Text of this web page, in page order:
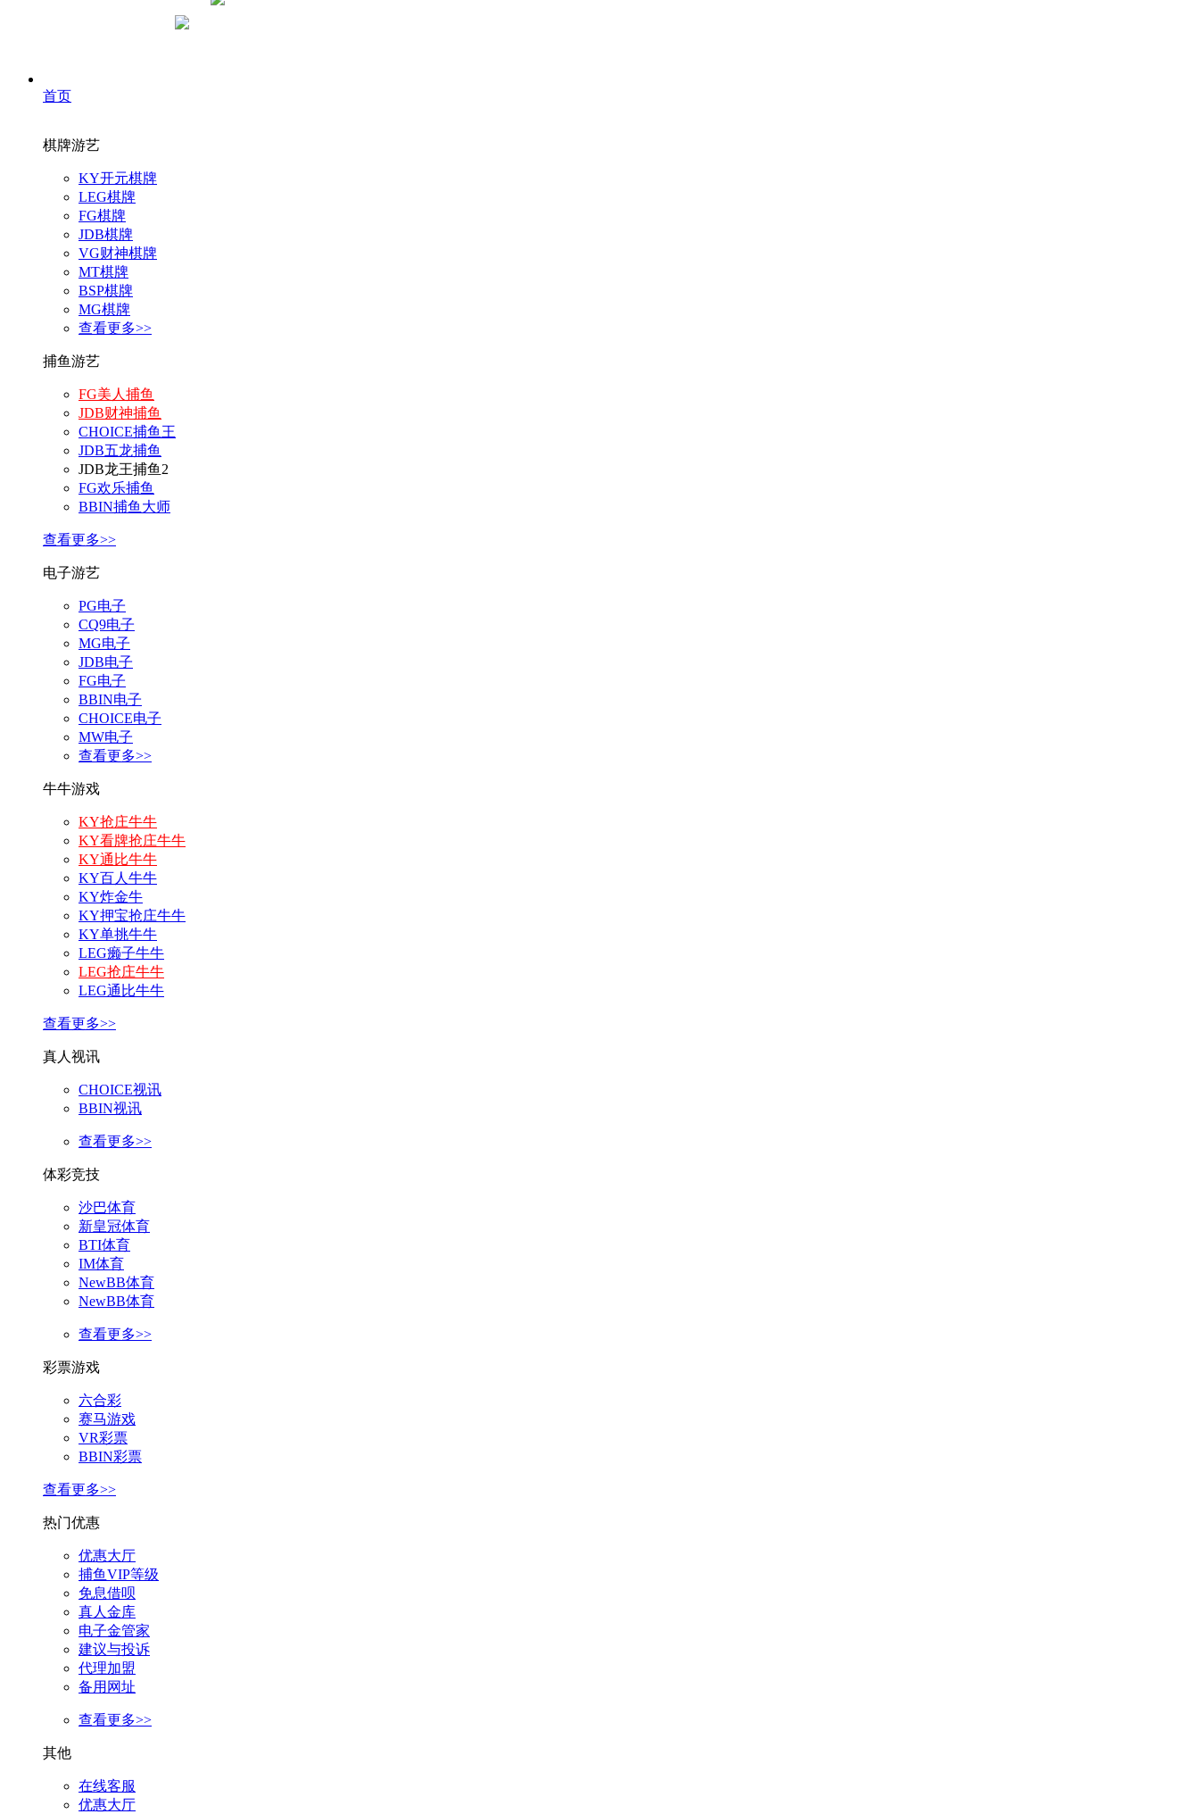
首页
棋牌游艺
KY开元棋牌
LEG棋牌
FG棋牌
JDB棋牌
VG财神棋牌
MT棋牌
BSP棋牌
MG棋牌
查看更多>>
捕鱼游艺
FG美人捕鱼
JDB财神捕鱼
CHOICE捕鱼王
JDB五龙捕鱼
JDB龙王捕鱼2
FG欢乐捕鱼
BBIN捕鱼大师
查看更多>>
电子游艺
PG电子
CQ9电子
MG电子
JDB电子
FG电子
BBIN电子
CHOICE电子
MW电子
查看更多>>
牛牛游戏
KY抢庄牛牛
KY看牌抢庄牛牛
KY通比牛牛
KY百人牛牛
KY炸金牛
KY押宝抢庄牛牛
KY单挑牛牛
LEG癞子牛牛
LEG抢庄牛牛
LEG通比牛牛
查看更多>>
真人视讯
CHOICE视讯
BBIN视讯
查看更多>>
体彩竞技
沙巴体育
新皇冠体育
BTI体育
IM体育
NewBB体育
NewBB体育
查看更多>>
彩票游戏
六合彩
赛马游戏
VR彩票
BBIN彩票
查看更多>>
热门优惠
优惠大厅
捕鱼VIP等级
免息借呗
真人金库
电子金管家
建议与投诉
代理加盟
备用网址
查看更多>>
其他
在线客服
优惠大厅